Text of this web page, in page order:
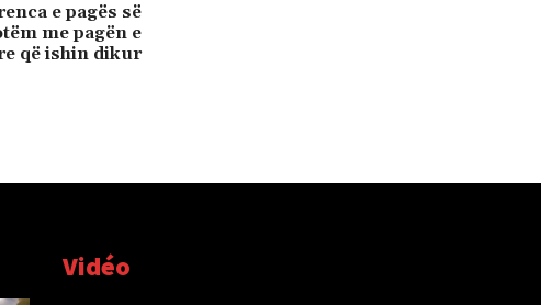
e pagës së
me pagën e
që ishin dikur
Vidéo